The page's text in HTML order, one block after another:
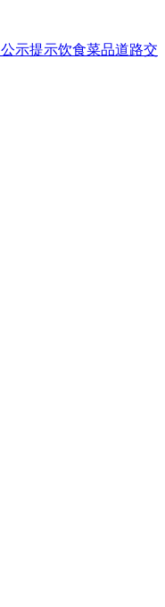
公示提示饮食菜品道路交